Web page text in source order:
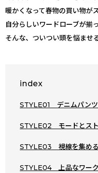
暖かくなって春物の買い物が
自分らしいワードローブが揃
そんな、ついつい頭を悩ませ
index
STYLE01 デニムパンツ
STYLE02 モードとスト
STYLE03 視線を集め
STYLE04 上品なワー